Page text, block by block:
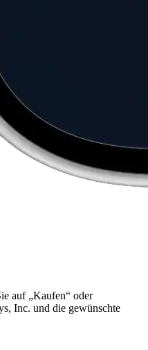
auf „Kaufen“ oder
Inc. und die gewünschte